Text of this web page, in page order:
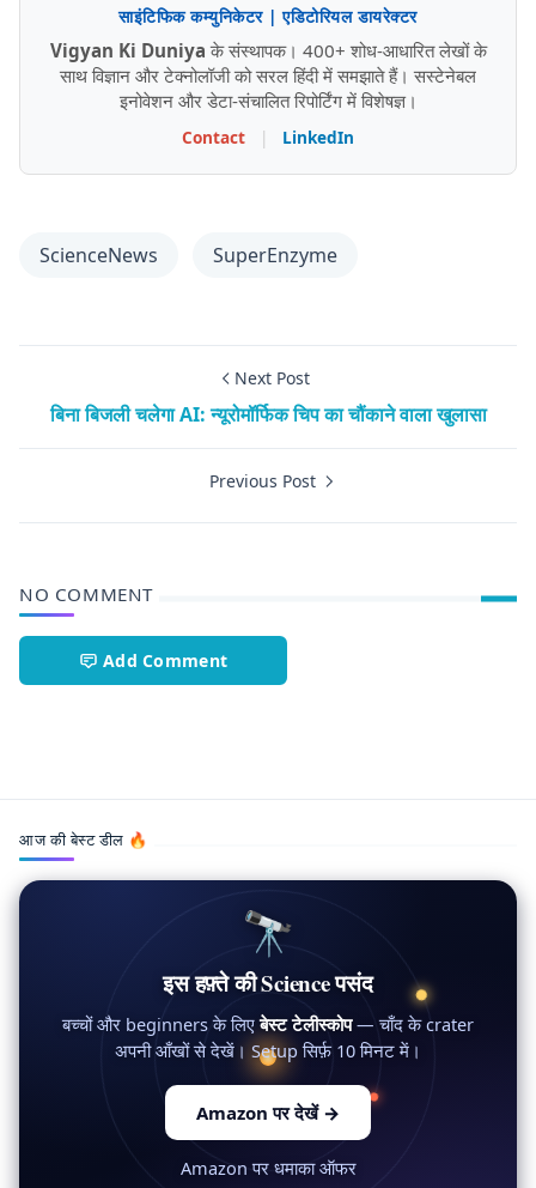
साइंटिफिक कम्युनिकेटर | एडिटोरियल डायरेक्टर
Vigyan Ki Duniya के संस्थापक। 400+ शोध-आधारित लेखों के
साथ विज्ञान और टेक्नोलॉजी को सरल हिंदी में समझाते हैं। सस्टेनेबल
इनोवेशन और डेटा-संचालित रिपोर्टिंग में विशेषज्ञ।
Contact | LinkedIn
ScienceNews SuperEnzyme
Next Post
बिना बिजली चलेगा AI: न्यूरोमॉर्फिक चिप का चौंकाने वाला खुलासा
Previous Post
NO COMMENT
Add Comment
आज की बेस्ट डील 🔥
🔭
इस हफ़्ते की Science पसंद
बच्चों और beginners के लिएबेस्ट टेलीस्कोप— चाँद के crater
अपनी आँखों से देखें। Setup सिर्फ़ 10 मिनट में।
Amazon पर देखें →
Amazon पर धमाका ऑफर